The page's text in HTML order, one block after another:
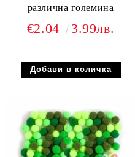
различна големина
€2.04 3.99лв.